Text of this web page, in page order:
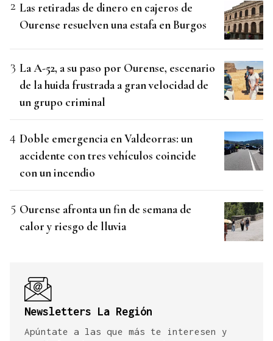
Las retiradas de dinero en cajeros de
Ourense resuelven una estafa en Burgos
La A-52, a su paso por Ourense, escenario
de la huida frustrada a gran velocidad de
un grupo criminal
Doble emergencia en Valdeorras: un
accidente con tres vehículos coincide
con un incendio
Ourense afronta un fin de semana de
calor y riesgo de lluvia
Newsletters La Región
Apúntate a las que más te interesen y